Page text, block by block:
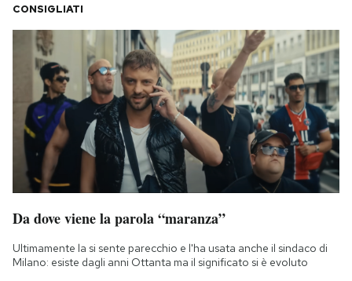
CONSIGLIATI
Da dove viene la parola “maranza”
Ultimamente la si sente parecchio e l'ha usata anche il sindaco di
Milano: esiste dagli anni Ottanta ma il significato si è evoluto